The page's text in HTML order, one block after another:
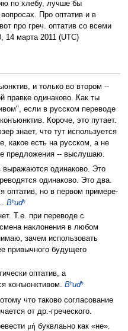
по хлебу, лучше бы
Про оптатив и в
про греч. оптатив со всеми
14 марта 2011 (UTC)
и только во втором --
правке одинаково. Как ты
если в русском переводе
Короче, это путает.
знает, что тут используется
какое есть на русском, а не
предложения -- выслушаю.
выражаются одинаково. Это
одинаково. Это два.
оптатив, но в первом примере-
Bʰudʰ
Т.е. при переводе с
наклонения в любом
зачем использовать
привычного будущего
оптатив, а
конъюнктивом. Bʰudʰ
что таково согласование
от др.-греческого.
μή буквлаьно как «не».